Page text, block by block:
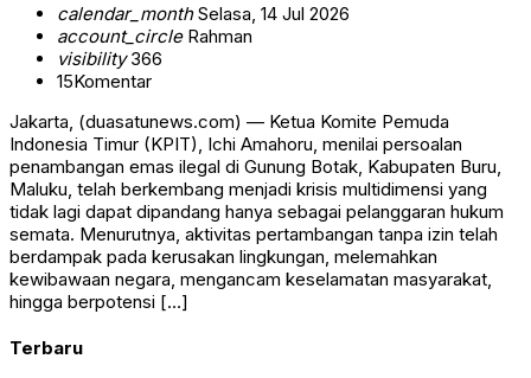
calendar_monthSelasa, 14 Jul 2026
account_circleRahman
visibility366
15Komentar
Jakarta, (duasatunews.com) — Ketua Komite Pemuda
Indonesia Timur (KPIT), Ichi Amahoru, menilai persoalan
penambangan emas ilegal di Gunung Botak, Kabupaten Buru,
Maluku, telah berkembang menjadi krisis multidimensi yang
tidak lagi dapat dipandang hanya sebagai pelanggaran hukum
semata. Menurutnya, aktivitas pertambangan tanpa izin telah
berdampak pada kerusakan lingkungan, melemahkan
kewibawaan negara, mengancam keselamatan masyarakat,
hingga berpotensi […]
Terbaru